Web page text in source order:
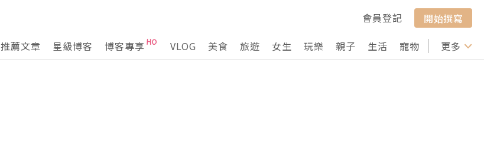
會員登記
開始撰寫
推薦文章 星級博客 博客專享 VLOG 美食 旅遊 女生 玩樂 親子 生活 寵物 行山 打卡
更多